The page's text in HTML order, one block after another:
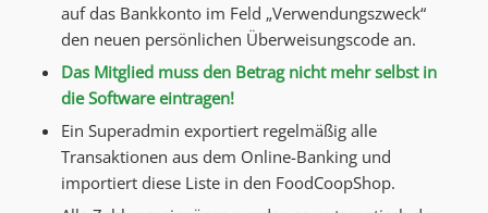
auf das Bankkonto im Feld „Verwendungszweck“
den neuen persönlichen Überweisungscode an.
Das Mitglied muss den Betrag nicht mehr selbst in
die Software eintragen!
Ein Superadmin exportiert regelmäßig alle
Transaktionen aus dem Online-Banking und
importiert diese Liste in den FoodCoopShop.